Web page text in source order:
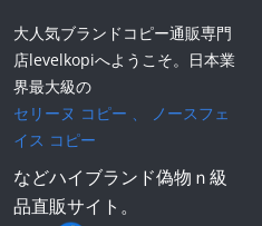
大人気ブランドコピー通販専門
店levelkopiへようこそ。日本業
界最大級の
セリーヌ コピー 、
ノースフェ
イス コピー
などハイブランド偽物ｎ級
品直販サイト。